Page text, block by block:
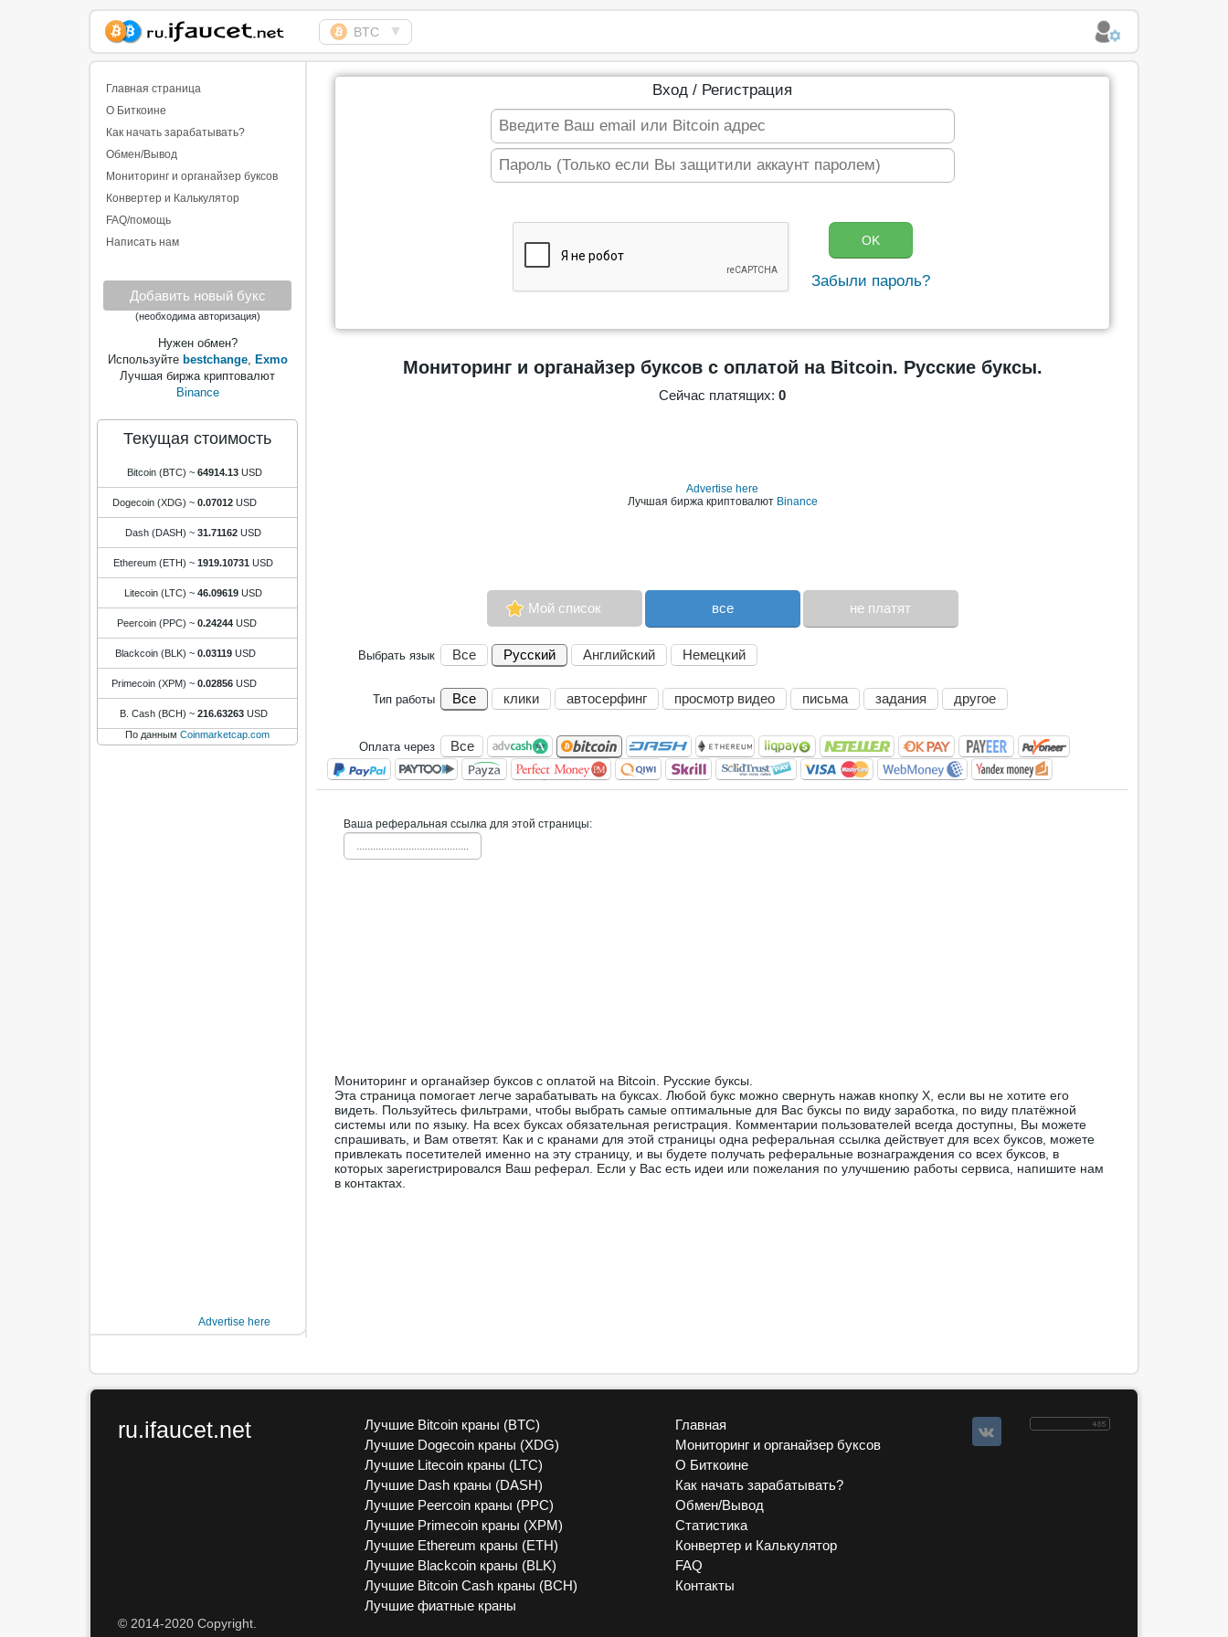
Сборщик Биткоина
самая большая
коллекция
BTC ▼
Главная страница
О Биткоине
Как начать зарабатывать?
Обмен/Вывод
Мониторинг и органайзер буксов
Конвертер и Калькулятор
FAQ/помощь
Написать нам
Добавить новый букс
(необходима авторизация)
Нужен обмен?
Используйте bestchange, Exmo
Лучшая биржа криптовалют
Binance
Текущая стоимость
Bitcoin (BTC) ~ 64914.13 USD
Dogecoin (XDG) ~ 0.07012 USD
Dash (DASH) ~ 31.71162 USD
Ethereum (ETH) ~ 1919.10731 USD
Litecoin (LTC) ~ 46.09619 USD
Peercoin (PPC) ~ 0.24244 USD
Blackcoin (BLK) ~ 0.03119 USD
Primecoin (XPM) ~ 0.02856 USD
B. Cash (BCH) ~ 216.63263 USD
По данным Coinmarketcap.com
Advertise here
Вход / Регистрация
Забыли пароль?
Мониторинг и органайзер буксов с оплатой на Bitcoin. Русские буксы.
Сейчас платящих: 0
Advertise here
Лучшая биржа криптовалют Binance
Мой список все не платят
Выбрать язык Все Русский Английский Немецкий
Тип работы Все клики автосерфинг просмотр видео письма задания другое
Оплата через Все
Ваша реферальная ссылка для этой страницы:
.........................................
Мониторинг и органайзер буксов с оплатой на Bitcoin. Русские буксы.
Эта страница помогает легче зарабатывать на буксах. Любой букс можно свернуть нажав кнопку Х, если вы не хотите его
видеть. Пользуйтесь фильтрами, чтобы выбрать самые оптимальные для Вас буксы по виду заработка, по виду платёжной
системы или по языку. На всех буксах обязательная регистрация. Комментарии пользователей всегда доступны, Вы можете
спрашивать, и Вам ответят. Как и с кранами для этой страницы одна реферальная ссылка действует для всех буксов, можете
привлекать посетителей именно на эту страницу, и вы будете получать реферальные вознаграждения со всех буксов, в
которых зарегистрировался Ваш реферал. Если у Вас есть идеи или пожелания по улучшению работы сервиса, напишите нам
в контактах.
ru.ifaucet.net
Лучшие Bitcoin краны (BTC)
Лучшие Dogecoin краны (XDG)
Лучшие Litecoin краны (LTC)
Лучшие Dash краны (DASH)
Лучшие Peercoin краны (PPC)
Лучшие Primecoin краны (XPM)
Лучшие Ethereum краны (ETH)
Лучшие Blackcoin краны (BLK)
Лучшие Bitcoin Cash краны (BCH)
Лучшие фиатные краны
Главная
Мониторинг и органайзер буксов
О Биткоине
Как начать зарабатывать?
Обмен/Вывод
Статистика
Конвертер и Калькулятор
FAQ
Контакты
© 2014-2020 Copyright.